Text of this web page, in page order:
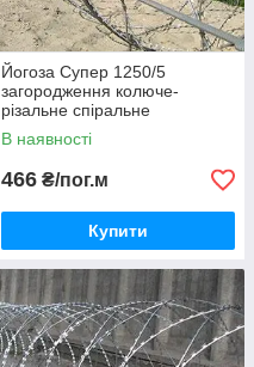
Йогоза Супер 1250/5
загородження колюче-
різальне спіральне
В наявності
466 ₴/пог.м
Купити